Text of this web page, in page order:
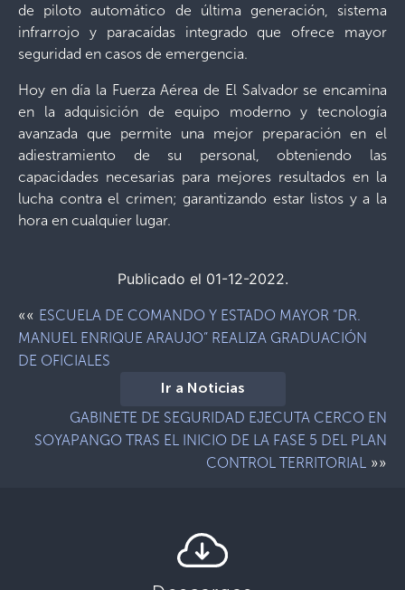
de piloto automático de última generación, sistema
infrarrojo y paracaídas integrado que ofrece mayor
seguridad en casos de emergencia.
Hoy en día la Fuerza Aérea de El Salvador se encamina
en la adquisición de equipo moderno y tecnología
avanzada que permite una mejor preparación en el
adiestramiento de su personal, obteniendo las
capacidades necesarias para mejores resultados en la
lucha contra el crimen; garantizando estar listos y a la
hora en cualquier lugar.
Publicado el 01-12-2022.
«« ESCUELA DE COMANDO Y ESTADO MAYOR “DR.
MANUEL ENRIQUE ARAUJO” REALIZA GRADUACIÓN
DE OFICIALES
Ir a Noticias
GABINETE DE SEGURIDAD EJECUTA CERCO EN
SOYAPANGO TRAS EL INICIO DE LA FASE 5 DEL PLAN
CONTROL TERRITORIAL »»